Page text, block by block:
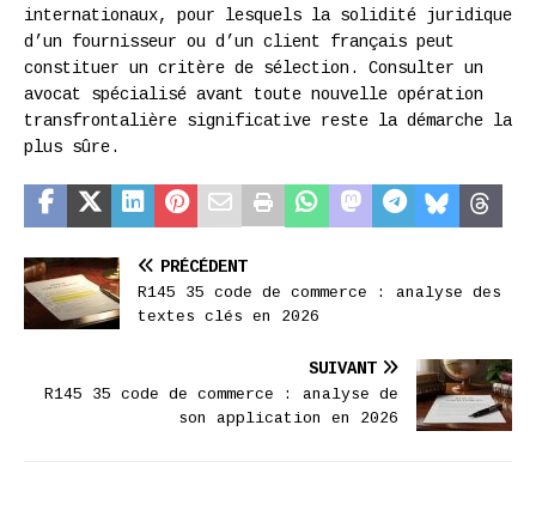
internationaux, pour lesquels la solidité juridique
d’un fournisseur ou d’un client français peut
constituer un critère de sélection. Consulter un
avocat spécialisé avant toute nouvelle opération
transfrontalière significative reste la démarche la
plus sûre.
PRÉCÉDENT
R145 35 code de commerce : analyse des
textes clés en 2026
SUIVANT
R145 35 code de commerce : analyse de
son application en 2026